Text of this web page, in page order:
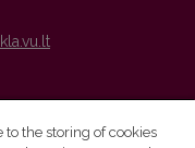
to the storing of cookies